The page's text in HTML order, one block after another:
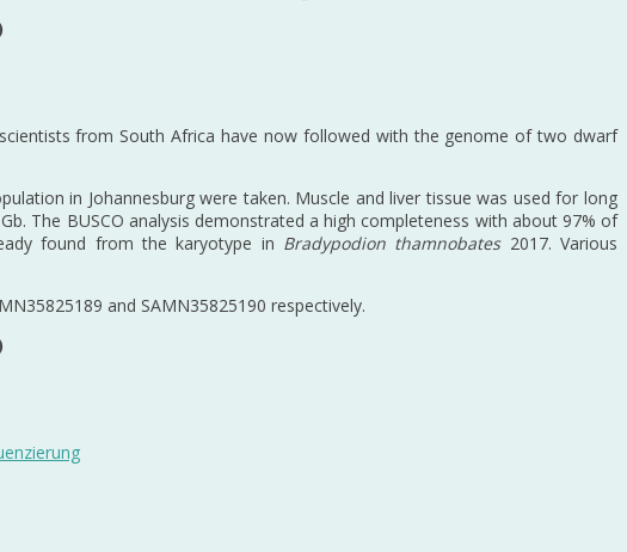
from South Africa have now followed with the genome of two dwarf
in Johannesburg were taken. Muscle and liver tissue was used for long
The BUSCO analysis demonstrated a high completeness with about 97% of
found from the karyotype in Bradypodion thamnobates2017. Various
and SAMN35825190 respectively.